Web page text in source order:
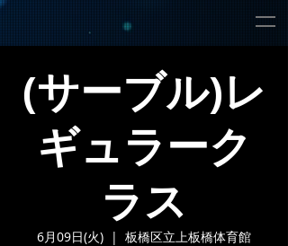
(サーブル)レ
ギュラーク
ラス
6月09日(火)
  |
板橋区立上板橋体育館